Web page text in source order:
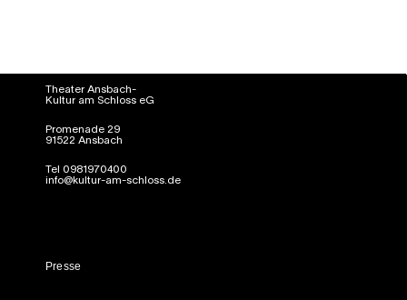
Theater Ansbach-
Kultur am Schloss eG
Promenade 29
91522 Ansbach
Tel 0981970400
info@kultur-am-schloss.de
Presse